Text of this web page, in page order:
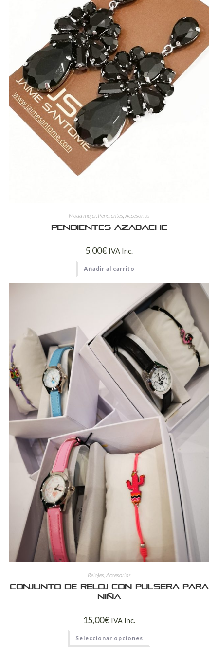
Moda mujer, Pendientes Accesorios
Pendientes Azabache
5,00€ IVA Inc.
Añadir al carrito
Relojes,Accesorios
Conjunto de reloj con pulsera para
niña
15,00€ IVA Inc.
Seleccionar opciones